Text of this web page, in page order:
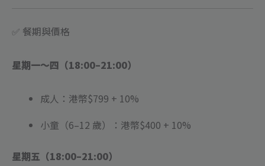
✅ 餐期與價格
星期一～四（18:00–21:00）
成人：港幣$799 + 10%
小童（6–12 歲）：港幣$400 + 10%
星期五（18:00–21:00）